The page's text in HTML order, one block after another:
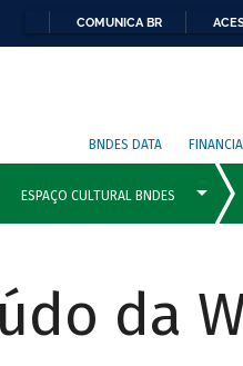
COMUNICA BR
BNDES DATA
da